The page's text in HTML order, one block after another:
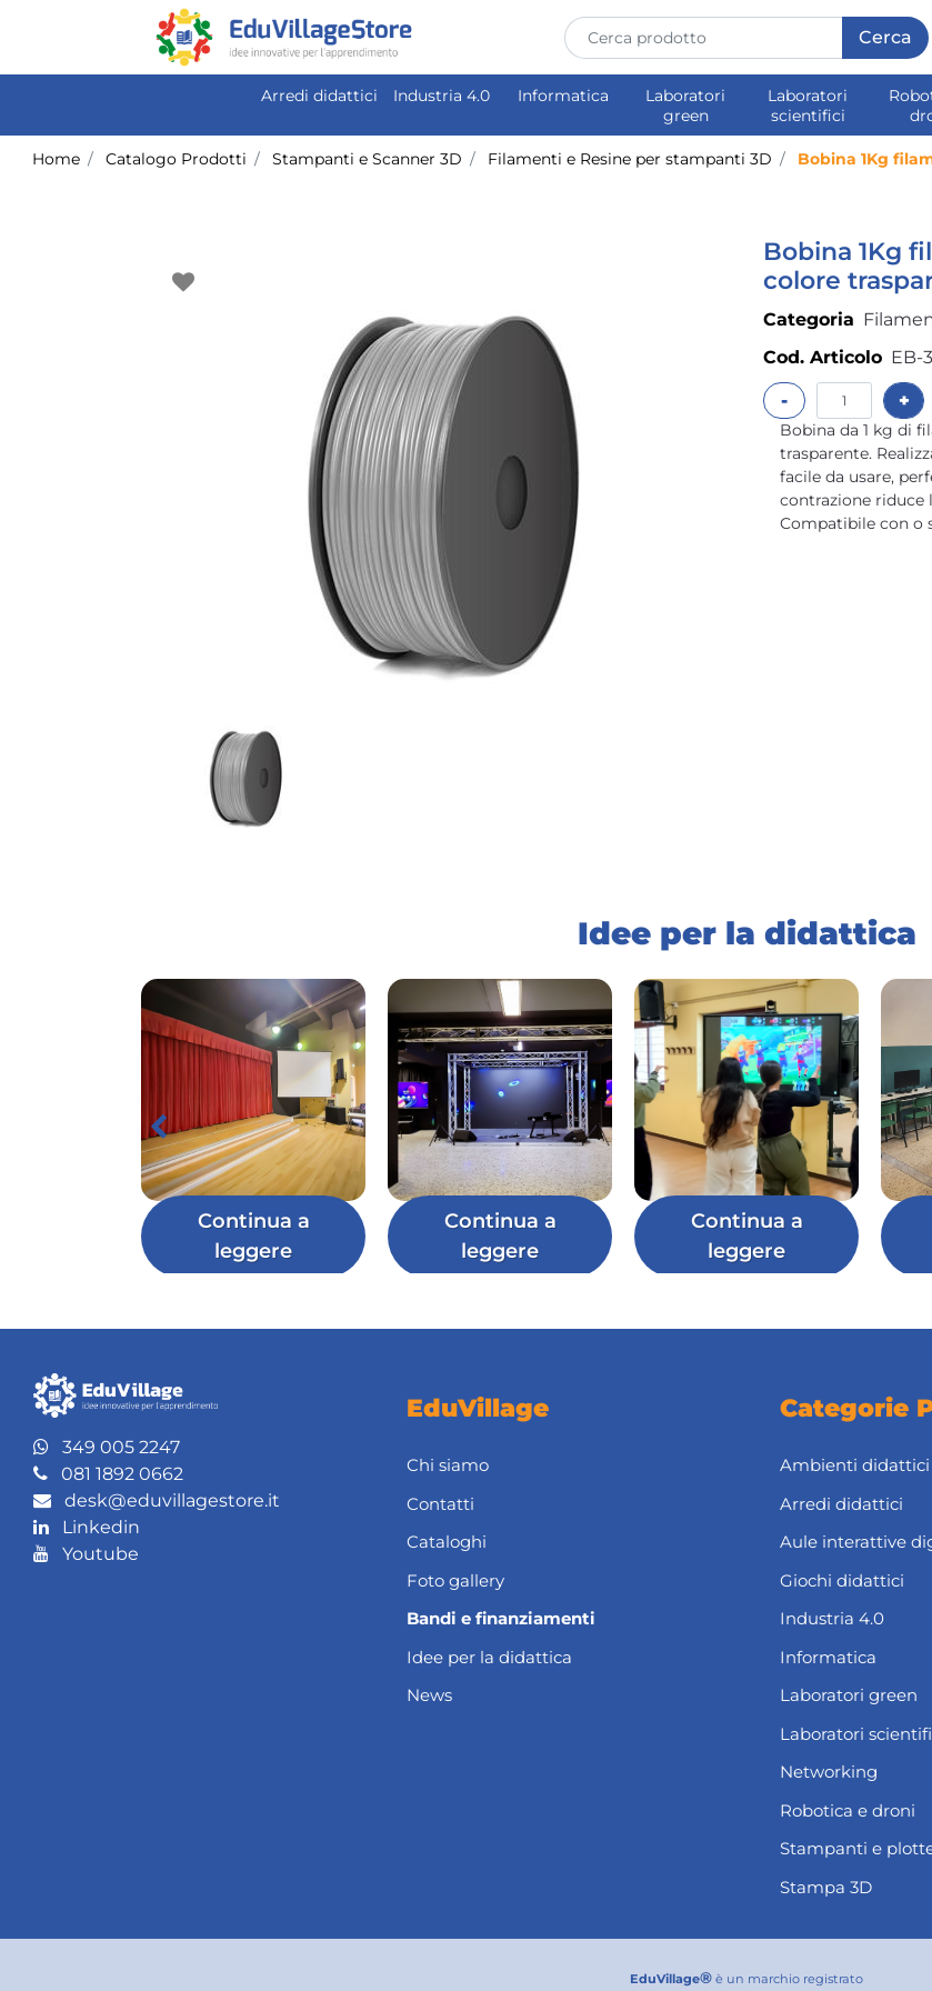
Arredi didattici Industria 4.0 Informatica
Laboratori
green
Laboratori
scientifici
Home Catalogo Prodotti Stampanti e Scanner 3D Filamenti e Resine per stampanti 3D Bobina 1Kg
Bobina 1Kg
colore
Categoria
Cod. Articolo EB-
Quantità
Bobina da 1 kg di
trasparente.
facile da usare,
contrazione riduce
Compatibile con o
Idee per la didattica
Continua a
leggere
Continua a
leggere
Continua a
leggere
349 005 2247
081 1892 0662
desk@eduvillagestore.it
Linkedin
Youtube
EduVillage
Chi siamo
Contatti
Cataloghi
Foto gallery
Bandi e finanziamenti
Idee per la didattica
News
Categorie
Ambienti didattici
Arredi didattici
Aule interattive
Giochi didattici
Industria 4.0
Informatica
Laboratori green
Laboratori
Networking
Robotica e droni
Stampanti e
Stampa 3D
EduVillage® è un marchio registrato